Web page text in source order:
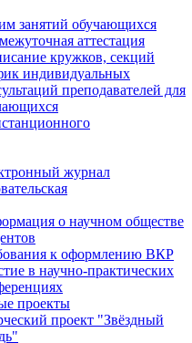
занятий обучающихся
аттестация
кружков, секций
индивидуальных
преподавателей для
журнал
о научном обществе
к оформлению ВКР
в научно-практических
проекты
проект "Звёздный